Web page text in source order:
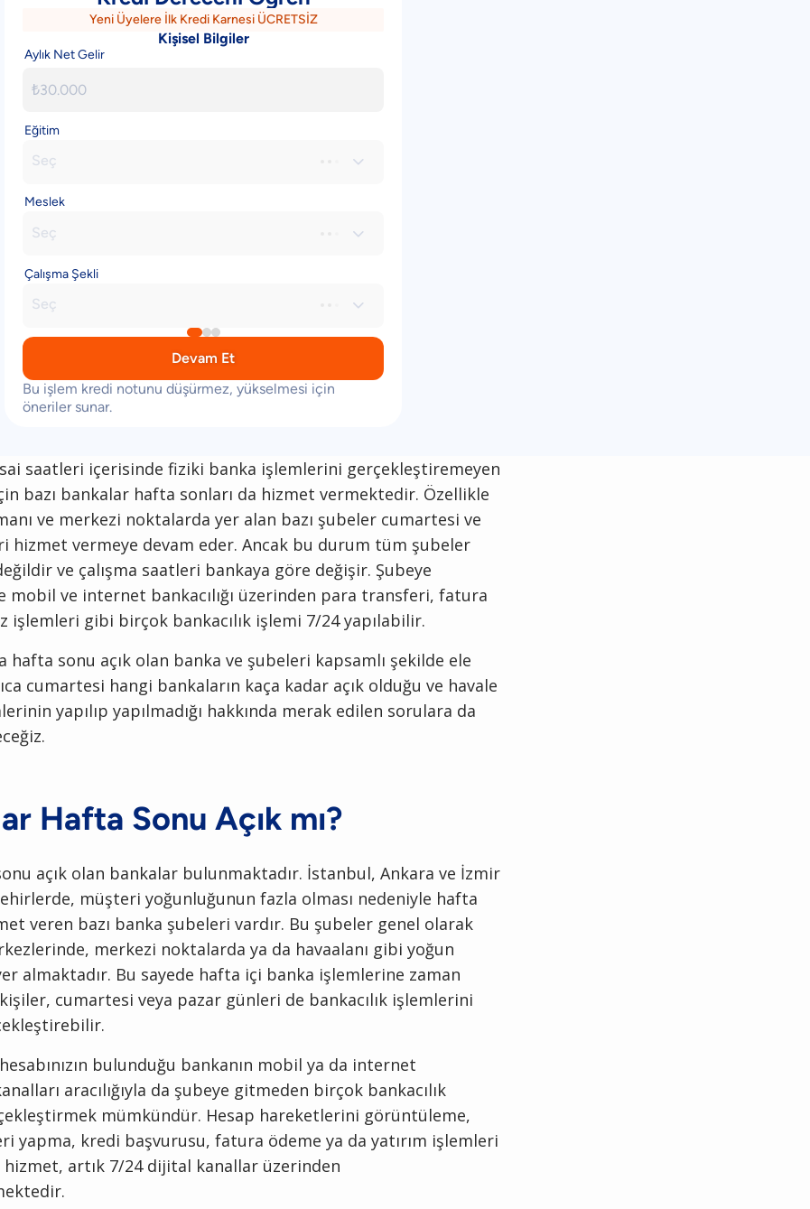
Yeni Üyelere İlk Kredi Karnesi ÜCRETSİZ
Kişisel Bilgiler
Aylık Net Gelir
Eğitim
Seç 
Meslek
Seç 
Çalışma Şekli
Seç 
Devam Et
Bu işlem kredi notunu düşürmez, yükselmesi için
öneriler sunar.
saatleri içerisinde fiziki banka işlemlerini gerçekleştiremeyen
bazı bankalar hafta sonları da hizmet vermektedir. Özellikle
ve merkezi noktalarda yer alan bazı şubeler cumartesi ve
hizmet vermeye devam eder. Ancak bu durum tüm şubeler
ve çalışma saatleri bankaya göre değişir. Şubeye
mobil ve internet bankacılığı üzerinden para transferi, fatura
işlemleri gibi birçok bankacılık işlemi 7/24 yapılabilir.
hafta sonu açık olan banka ve şubeleri kapsamlı şekilde ele
cumartesi hangi bankaların kaça kadar açık olduğu ve havale
yapılıp yapılmadığı hakkında merak edilen sorulara da
Hafta Sonu Açık mı?
açık olan bankalar bulunmaktadır. İstanbul, Ankara ve İzmir
müşteri yoğunluğunun fazla olması nedeniyle hafta
veren bazı banka şubeleri vardır. Bu şubeler genel olarak
merkezi noktalarda ya da havaalanı gibi yoğun
almaktadır. Bu sayede hafta içi banka işlemlerine zaman
cumartesi veya pazar günleri de bankacılık işlemlerini
bulunduğu bankanın mobil ya da internet
aracılığıyla da şubeye gitmeden birçok bankacılık
mümkündür. Hesap hareketlerini görüntüleme,
yapma, kredi başvurusu, fatura ödeme ya da yatırım işlemleri
artık 7/24 dijital kanallar üzerinden